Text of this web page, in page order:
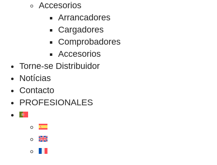
Accesorios
Arrancadores
Cargadores
Comprobadores
Accesorios
Torne-se Distribuidor
Notícias
Contacto
PROFESIONALES